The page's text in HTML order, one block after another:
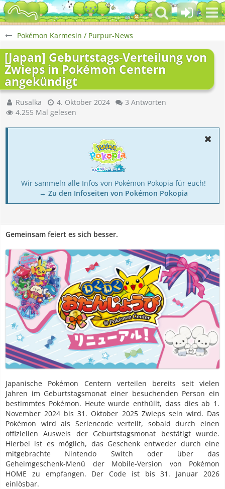
Pokémon Karmesin / Purpur-News
[Japan] Geburtstags-Verteilung von
Zwieps in Pokémon Centern
angekündigt
Rusalka 4. Oktober 2024
3 Antworten
4.255 Mal gelesen
Wir sammeln alle Infos von Pokémon Pokopia für euch!
→ Zu den Infoseiten von Pokémon Pokopia
Gemeinsam feiert es sich besser.
Japanische Pokémon Centern verteilen bereits seit vielen
Jahren im Geburtstagsmonat einer besuchenden Person ein
bestimmtes Pokémon. Heute wurde enthüllt, dass dies ab 1.
November 2024 bis 31. Oktober 2025 Zwieps sein wird. Das
Pokémon wird als Seriencode verteilt, sobald durch einen
offiziellen Ausweis der Geburtstagsmonat bestätigt wurde.
Hierbei ist es möglich, das Geschenk entweder durch eine
mitgebrachte Nintendo Switch oder über das
Geheimgeschenk-Menü der Mobile-Version von Pokémon
HOME zu empfangen. Der Code ist bis 31. Januar 2026
einlösbar.